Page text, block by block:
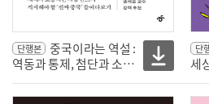
단행본
중국이라는 역설 :
역동과 통제, 첨단과 소외
가 공존하는 복합 중국 읽
기
단
세
소
기